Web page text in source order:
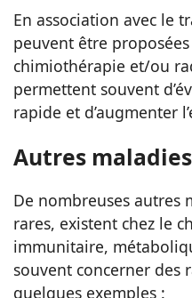
En association avec le
peuvent être
chimiothérapie et/ou
permettent souvent
rapide et d’augmenter
Autres
De nombreuses autres
rares, existent chez le
immunitaire,
souvent concerner des
quelques exemples :